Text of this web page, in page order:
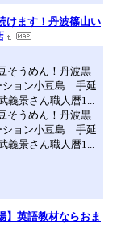
けます！丹波篠山い
そうめん！丹波黒
ション小豆島 手延
景さん職人暦1...
そうめん！丹波黒
ション小豆島 手延
景さん職人暦1...
】英語教材ならおま